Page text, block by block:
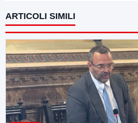
ARTICOLI SIMILI